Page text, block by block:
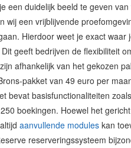
een duidelijk beeld te geven
wij een vrijblijvende
Hierdoor weet je exact waar
geeft bedrijven de flexibiliteit
afhankelijk van het gekozen
pakket van 49 euro per
bevat basisfunctionaliteiten
boekingen. Hoewel het
aanvullende modules kan
reserveringssysteem